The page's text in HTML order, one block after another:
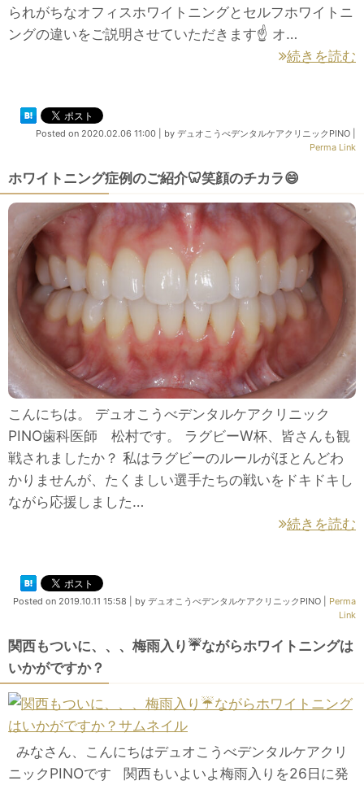
られがちなオフィスホワイトニングとセルフホワイトニ
ングの違いをご説明させていただきます☝️ オ…
続きを読む
Posted on 2020.02.06 11:00 by デュオこうべデンタルケアクリニックPINO
Perma Link
ホワイトニング症例のご紹介🦷笑顔のチカラ😄
こんにちは。 デュオこうべデンタルケアクリニック
PINO歯科医師 松村です。 ラグビーW杯、皆さんも観
戦されましたか？ 私はラグビーのルールがほとんどわ
かりませんが、たくましい選手たちの戦いをドキドキし
ながら応援しました…
続きを読む
Posted on 2019.10.11 15:58 by デュオこうべデンタルケアクリニックPINO
Perma
Link
関西もついに、、、梅雨入り☔️ながらホワイトニングは
いかがですか？
みなさん、こんにちはデュオこうべデンタルケアクリ
ニックPINOです 関西もいよいよ梅雨入りを26日に発